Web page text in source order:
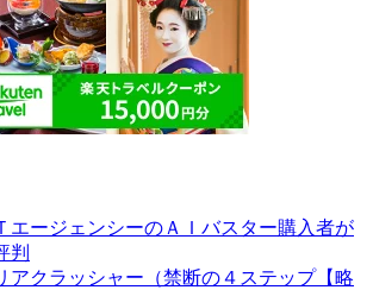
エージェンシーのＡＩバスター購入者が
判
アクラッシャー（禁断の４ステップ【略